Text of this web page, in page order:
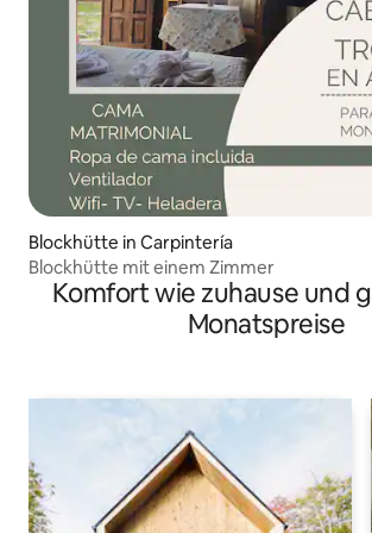
Blockhütte in Carpintería
Blockhütte mit einem Zimmer
Komfort wie zuhause und
Monatspreise